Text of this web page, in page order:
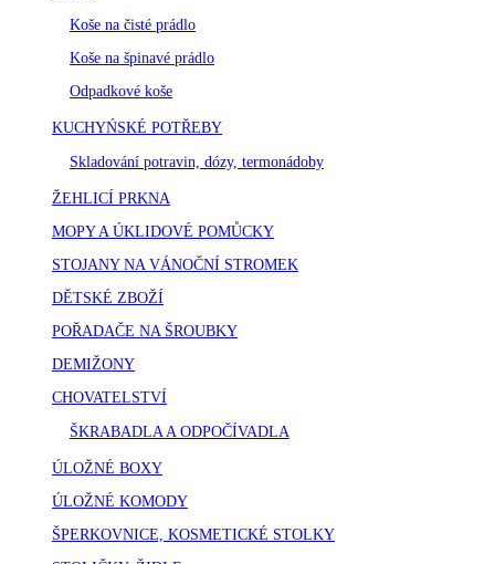
Koše na čisté prádlo
Koše na špinavé prádlo
Odpadkové koše
KUCHYŃSKÉ POTŘEBY
Skladování potravin, dózy, termonádoby
ŽEHLICÍ PRKNA
MOPY A ÚKLIDOVÉ POMŮCKY
STOJANY NA VÁNOČNÍ STROMEK
DĚTSKÉ ZBOŽÍ
POŘADAČE NA ŠROUBKY
DEMIŽONY
CHOVATELSTVÍ
ŠKRABADLA A ODPOČÍVADLA
ÚLOŽNÉ BOXY
ÚLOŽNÉ KOMODY
ŠPERKOVNICE, KOSMETICKÉ STOLKY